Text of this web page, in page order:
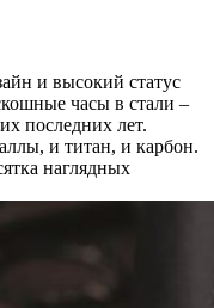
и высокий статус
часы в стали –
последних лет.
и титан, и карбон.
наглядных